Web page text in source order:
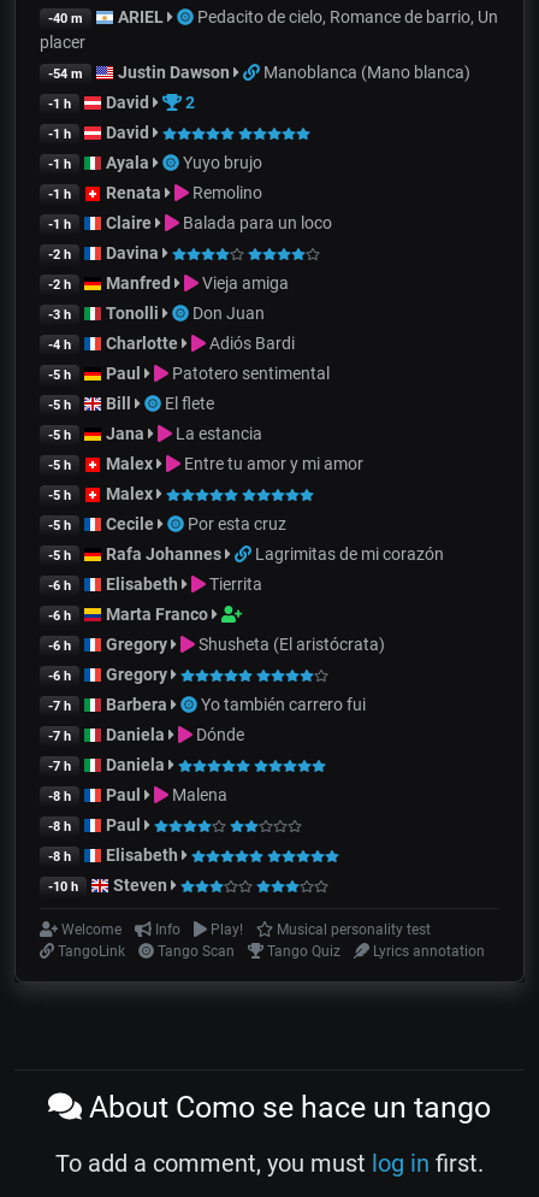
-40 m ARIEL
Pedacito de cielo, Romance de barrio, Un
placer
-54 m Justin Dawson Manoblanca (Mano blanca)
-1 h David 2
-1 h David
-1 h Ayala Yuyo brujo
-1 h Renata Remolino
-1 h Claire Balada para un loco
-2 h Davina
-2 h Manfred Vieja amiga
-3 h Tonolli Don Juan
-4 h Charlotte Adiós Bardi
-5 h Paul Patotero sentimental
-5 h Bill El flete
-5 h Jana La estancia
-5 h Malex Entre tu amor y mi amor
-5 h Malex
-5 h Cecile Por esta cruz
-5 h Rafa Johannes Lagrimitas de mi corazón
-6 h Elisabeth Tierrita
-6 h Marta Franco
-6 h Gregory Shusheta (El aristócrata)
-6 h Gregory
-7 h Barbera Yo también carrero fui
-7 h Daniela Dónde
-7 h Daniela
-8 h Paul Malena
-8 h Paul
-8 h Elisabeth
-10 h Steven
Welcome Info Play!
Musical personality test
TangoLink
Tango Scan Tango Quiz Lyrics annotation
About Como se hace un tango
To add a comment, you must log in first.